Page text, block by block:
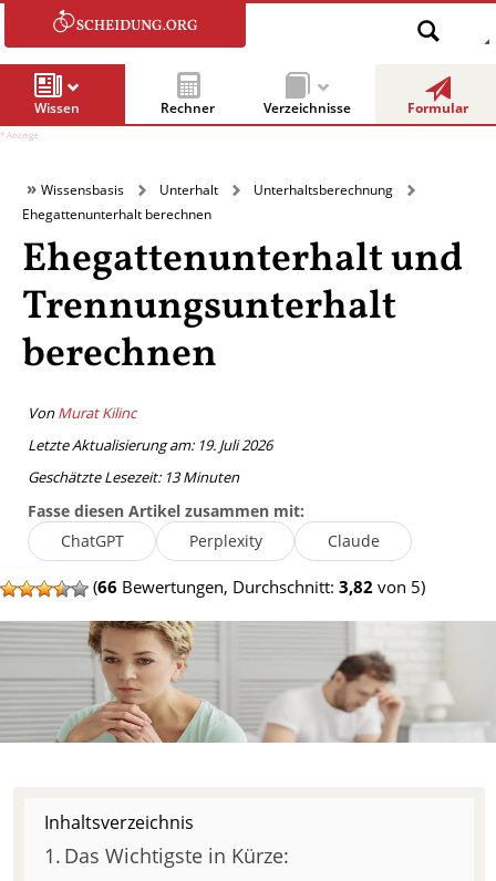
Wissen Rechner Verzeichnisse Formular
Wissensbasis Unterhalt
Unterhaltsberechnung
Ehegattenunterhalt berechnen
Ehegatten­unterhalt und
Trennungs­unterhalt
berechnen
VonMurat Kilinc
Letzte Aktualisierung am: 19. Juli 2026
Geschätzte Lesezeit: 13 Minuten
Fasse diesen Artikel zusammen mit:
ChatGPT
Perplexity Claude
(66 Bewertungen, Durchschnitt: 3,82 von 5)
Inhaltsverzeichnis
Das Wichtigste in Kürze: